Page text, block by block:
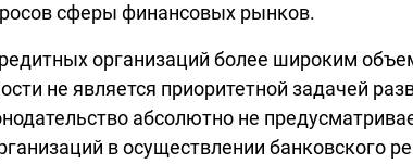
сферы финансовых рынков.
организаций более широким
не является приоритетной задачей
абсолютно не
в осуществлении банковского